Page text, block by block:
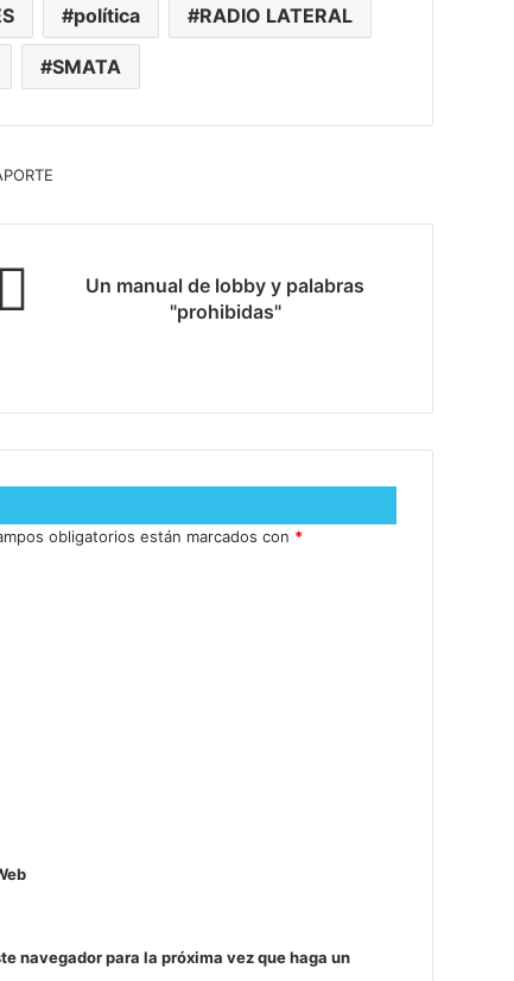
política RADIO LATERAL
SMATA
Un manual de lobby y palabras
"prohibidas"
obligatorios están marcados con *
navegador para la próxima vez que haga un